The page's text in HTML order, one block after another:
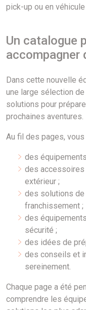
pick-up ou en véhicule
Un catalogue
accompagner
Dans cette nouvelle
une large sélection
solutions pour
prochaines aventures.
Au fil des pages,
des
des accessoires
extérieur ;
des solutions
franchissement ;
des
sécurité ;
des idées de
des conseils et
sereinement.
Chaque page a été
comprendre les